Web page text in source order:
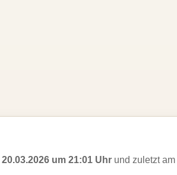
20.03.2026 um 21:01 Uhr und zuletzt am